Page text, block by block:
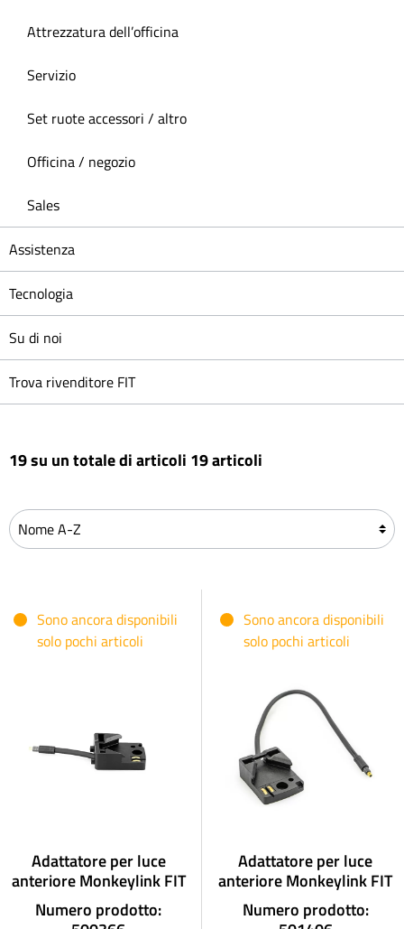
Attrezzatura dell’officina
Servizio
Set ruote accessori / altro
Officina / negozio
Sales
Assistenza
Tecnologia
Su di noi
Trova rivenditore FIT
19 su un totale di articoli 19 articoli
Sono ancora disponibili
solo pochi articoli
Adattatore per luce
anteriore Monkeylink FIT
Numero prodotto:
Sono ancora disponibili
solo pochi articoli
Adattatore per luce
anteriore Monkeylink FIT
Numero prodotto: